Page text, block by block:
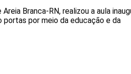
Branca-RN, realizou a aula
portas por meio da educação e da